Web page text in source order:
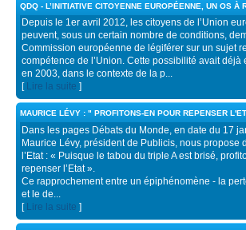
QDQ - L’INITIATIVE CITOYENNE EUROPÉENNE, UN OS À
Depuis le 1er avril 2012, les citoyens de l’Union
peuvent, sous un certain nombre de conditions,
Commission européenne de légiférer sur un sujet
compétence de l’Union. Cette possibilité avait déjà
en 2003, dans le contexte de la p...
[ Lire la suite ]
MAURICE LÉVY : " PROFITONS-EN POUR REPENSER
Dans les pages Débats du Monde, en date du 17
Maurice Lévy, président de Publicis, nous propose
l’Etat : « Puisque le tabou du triple A est brisé,
repenser l’Etat ».
Ce rapprochement entre un épiphénomène - la
et le de...
[ Lire la suite ]